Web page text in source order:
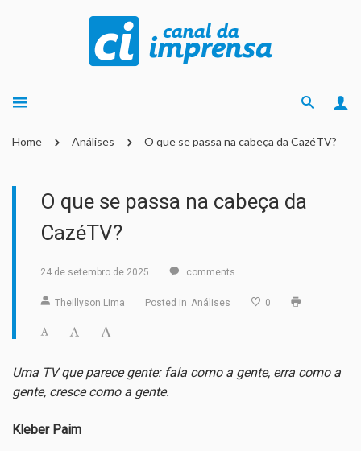
Home Análises O que se passa na cabeça da CazéTV?
O que se passa na cabeça da
CazéTV?
24 de setembro de 2025 comments
Theillyson Lima Posted in Análises 0
Uma TV que parece gente: fala como a gente, erra como a
gente, cresce como a gente.
Kleber Paim